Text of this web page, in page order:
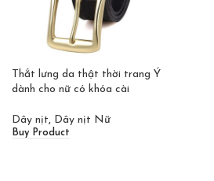
Thắt lưng da thật thời trang Ý
dành cho nữ có khóa cài
Dây nịt, Dây nịt Nữ
Buy Product